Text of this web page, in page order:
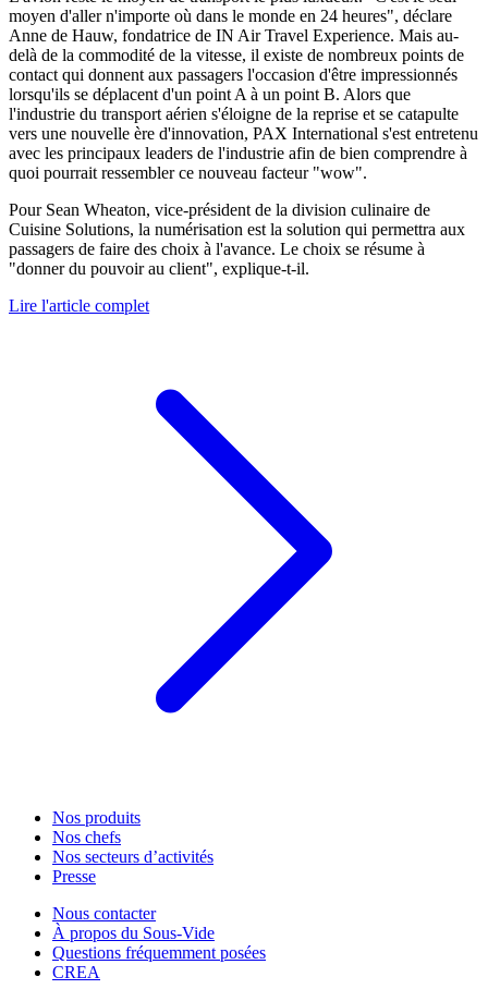
moyen d'aller n'importe où dans le monde en 24 heures", déclare
Anne de Hauw, fondatrice de IN Air Travel Experience. Mais au-
delà de la commodité de la vitesse, il existe de nombreux points de
contact qui donnent aux passagers l'occasion d'être impressionnés
lorsqu'ils se déplacent d'un point A à un point B. Alors que
l'industrie du transport aérien s'éloigne de la reprise et se catapulte
vers une nouvelle ère d'innovation, PAX International s'est entretenu
avec les principaux leaders de l'industrie afin de bien comprendre à
quoi pourrait ressembler ce nouveau facteur "wow".
Pour Sean Wheaton, vice-président de la division culinaire de
Cuisine Solutions, la numérisation est la solution qui permettra aux
passagers de faire des choix à l'avance. Le choix se résume à
"donner du pouvoir au client", explique-t-il.
Lire l'article complet
Nos produits
Nos chefs
Nos secteurs d’activités
Presse
Nous contacter
À propos du Sous-Vide
Questions fréquemment posées
CREA